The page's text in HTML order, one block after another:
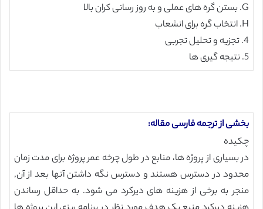
G. بستن گره های عملی و به روز رسانی کران بالا
H. انتخاب گره برای انشعاب
4. تجزیه و تحلیل تجربی
5. نتیجه گیری ها
بخشی از ترجمه فارسی مقاله:
چکیده
در بسیاری از پروژه ها، منابع در طول چرخه عمر پروژه برای مدت زمان
محدود در دسترس هستند و دسترس نگه داشتن آنها بعد از آن,
منجر به برخی از هزینه های دیرکرد می شود. به حداقل رساندن